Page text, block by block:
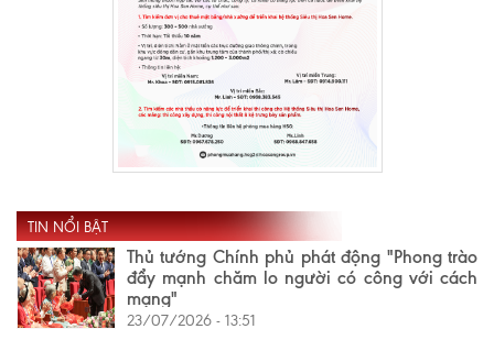
TIN NỔI BẬT
Thủ tướng Chính phủ phát động "Phong trào
đẩy mạnh chăm lo người có công với cách
mạng"
23/07/2026 - 13:51